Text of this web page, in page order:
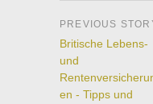
Britische Lebens-
und
en - Tipps und